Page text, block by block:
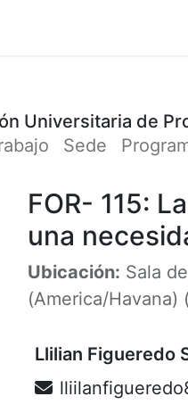
Universitaria de
Sede
FOR- 115:
una
Ubicación: Sala
(America/Havana) (
Llilian Figueredo